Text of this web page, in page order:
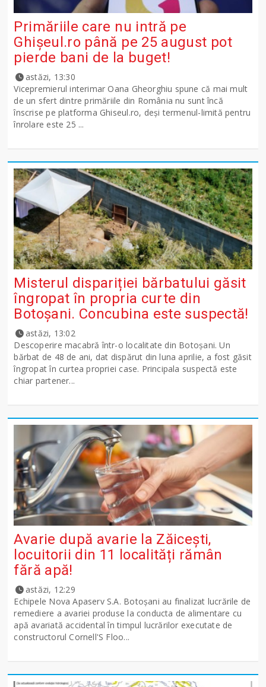
Primăriile care nu intră pe
Ghişeul.ro până pe 25 august pot
pierde bani de la buget!
astăzi, 13:30
Vicepremierul interimar Oana Gheorghiu spune că mai mult
de un sfert dintre primăriile din România nu sunt încă
înscrise pe platforma Ghiseul.ro, deși termenul-limită pentru
înrolare este 25 ...
Misterul dispariției bărbatului găsit
îngropat în propria curte din
Botoșani. Concubina este suspectă!
astăzi, 13:02
Descoperire macabră într-o localitate din Botoșani. Un
bărbat de 48 de ani, dat dispărut din luna aprilie, a fost găsit
îngropat în curtea propriei case. Principala suspectă este
chiar partener...
Avarie după avarie la Zăicești,
locuitorii din 11 localități rămân
fără apă!
astăzi, 12:29
Echipele Nova Apaserv S.A. Botoșani au finalizat lucrările de
remediere a avariei produse la conducta de alimentare cu
apă avariată accidental în timpul lucrărilor executate de
constructorul Cornell'S Floo...